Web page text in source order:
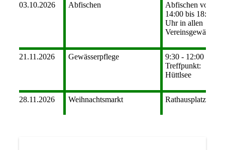
03.10.2026 Abfischen
Abfischen von
14:00 bis 18:00
Uhr in allen
Vereinsgewässern
21.11.2026 Gewässerpflege
9:30 - 12:00 Uhr,
Treffpunkt:
Hüttlsee
28.11.2026 Weihnachtsmarkt Rathausplatz